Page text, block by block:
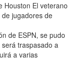
Houston El veterano
jugadores de
de ESPN, se pudo
traspasado a
a varias